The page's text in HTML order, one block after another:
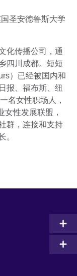
圣安德鲁斯大学
化传播公司，通
四川成都。短短
）已经被国内和
报、福布斯、纽
名女性职场人，
性发展联盟，
群，连接和支持
。